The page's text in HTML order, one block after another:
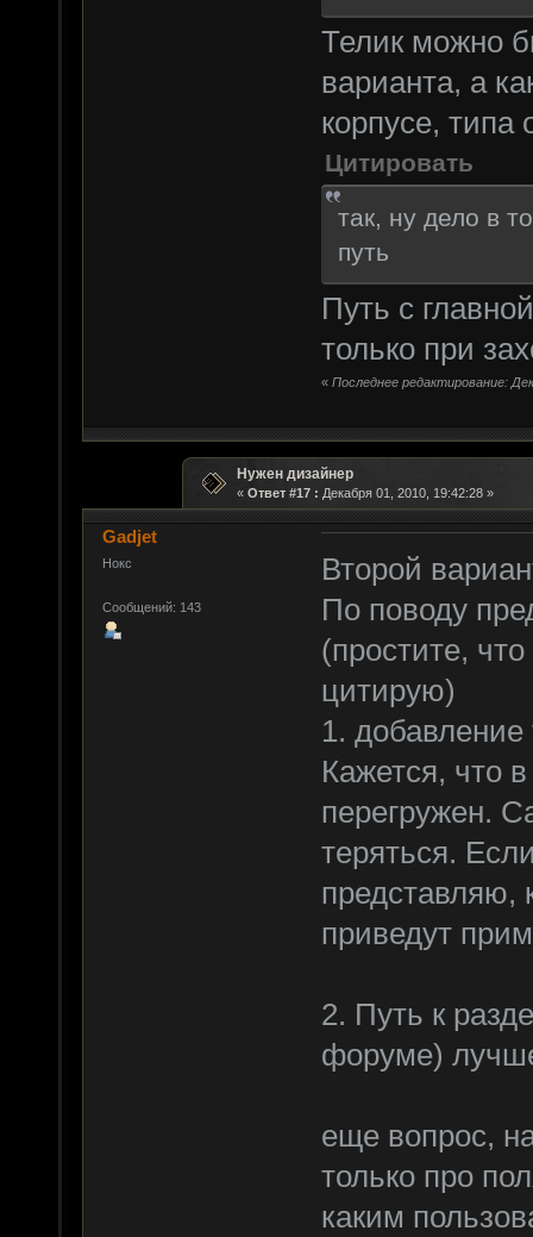
Телик можно
варианта, а
корпусе, типа
Цитировать
так, ну дело в
путь
Путь с
только при
« Последнее редактирование:
Нужен дизайнер
« Ответ #17 : Декабря 01, 2010, 19:42:28 »
Gadjet
Нокс
Сообщений: 143
Второй
По поводу
(простите,
цитирую)
1.
Кажется, что
перегружен.
теряться.
представляю,
приведут
2. Путь к
форуме)
еще вопрос,
только про
каким